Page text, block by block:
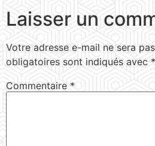
Laisser un
Votre adresse e-mail ne sera
obligatoires sont indiqués avec *
Commentaire *